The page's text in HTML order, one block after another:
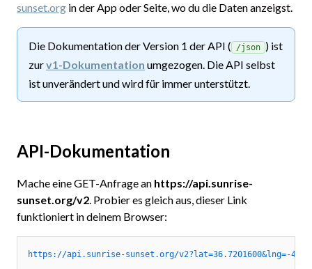
sunset.org in der App oder Seite, wo du die Daten anzeigst.
Die Dokumentation der Version 1 der API ( /json ) ist
zurv1-Dokumentation umgezogen. Die API selbst
ist unverändert und wird für immer unterstützt.
API-Dokumentation
Mache eine GET-Anfrage an https://api.sunrise-
sunset.org/v2. Probier es gleich aus, dieser Link
funktioniert in deinem Browser:
https://api.sunrise-sunset.org/v2?lat=36.7201600&lng=-